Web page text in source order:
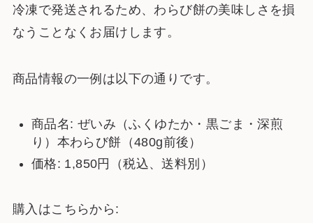
冷凍で発送されるため、わらび餅の美味しさを損
なうことなくお届けします。
商品情報の一例は以下の通りです。
商品名: ぜいみ（ふくゆたか・黒ごま・深煎
り）本わらび餅（480g前後）
価格: 1,850円（税込、送料別）
購入はこちらから: